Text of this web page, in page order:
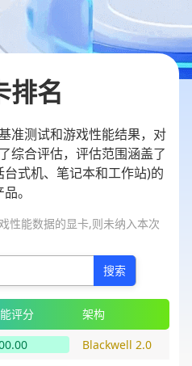
排名
准测试和游戏性能结果，对
综合评估，评估范围涵盖了
式机、笔记本和工作站)的
。
性能数据的显卡,则未纳入本次
搜索
评分
架构
Blackwell 2.0